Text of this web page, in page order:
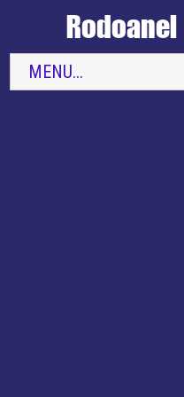
Rodoanel
MENU...